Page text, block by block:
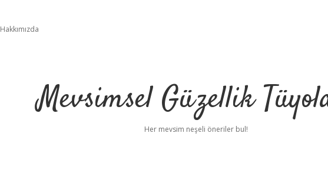
Hakkımızda
Mevsimsel Güzellik
Her mevsim neşeli öneriler bul!